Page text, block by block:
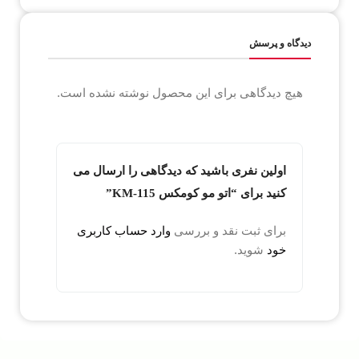
دیدگاه و پرسش
هیچ دیدگاهی برای این محصول نوشته نشده است.
اولین نفری باشید که دیدگاهی را ارسال می
کنید برای “اتو مو کومکس KM-115”
برای ثبت نقد و بررسی وارد حساب کاربری
خود شوید.